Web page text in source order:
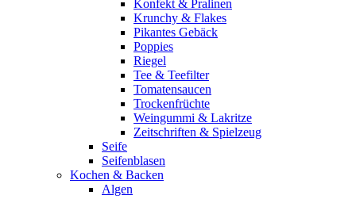
Konfekt & Pralinen
Krunchy & Flakes
Pikantes Gebäck
Poppies
Riegel
Tee & Teefilter
Tomatensaucen
Trockenfrüchte
Weingummi & Lakritze
Zeitschriften & Spielzeug
Seife
Seifenblasen
Kochen & Backen
Algen